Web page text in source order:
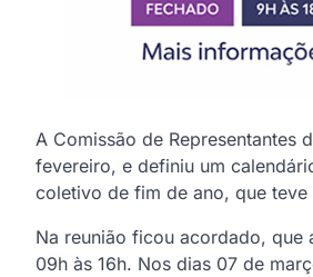
A Comissão de Representantes
fevereiro, e definiu um
coletivo de fim de ano, que teve
Na reunião ficou acordado,
09h às 16h. Nos dias 07 de